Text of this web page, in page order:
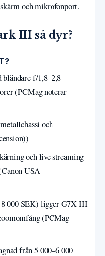
och mikrofonport.
III så dyr?
bländare f/1,8–2,8 –
(PCMag noterar
och
och live streaming
USA
8 000 SEK) ligger G7X III
(PCMag
från 5 000–6 000